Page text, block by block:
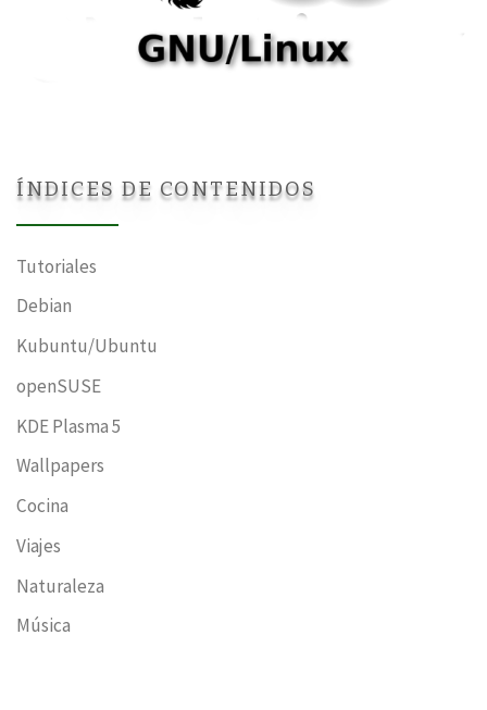
ÍNDICES DE CONTENIDOS
Tutoriales
Debian
Kubuntu/Ubuntu
openSUSE
KDE Plasma 5
Wallpapers
Cocina
Viajes
Naturaleza
Música